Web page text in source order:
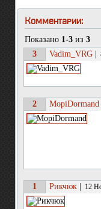
Комментарии:
Показано 1-3 из 3
3
Vadim_VRG
2 MopiDormand
1 Рикчюк 12